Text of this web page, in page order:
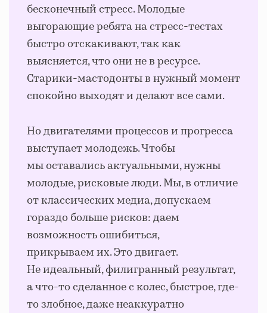
бесконечный стресс. Молодые
выгорающие ребята на стресс-тестах
быстро отскакивают, так как
выясняется, что они не в ресурсе.
Старики-мастодонты в нужный момент
спокойно выходят и делают все сами.
Но двигателями процессов и прогресса
выступает молодежь. Чтобы
мы оставались актуальными, нужны
молодые, рисковые люди. Мы, в отличие
от классических медиа, допускаем
гораздо больше рисков: даем
возможность ошибиться,
прикрываем их. Это двигает.
Не идеальный, филигранный результат,
а что-то сделанное с колес, быстрое, где-
то злобное, даже неаккуратно